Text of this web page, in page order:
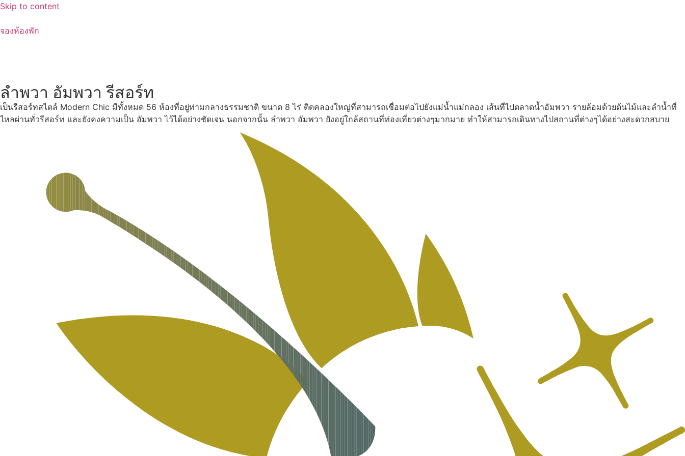
Skip to content
จองห้องพัก
ลำพวา อัมพวา รีสอร์ท
เป็นรีสอร์ทสไตล์ Modern Chic มีทั้งหมด 56 ห้องที่อยู่ท่ามกลางธรรมชาติ ขนาด 8 ไร่ ติดคลองใหญ่ที่สามารถเชื่อมต่อไปยังแม่น้ำแม่กลอง เส้นที่ไปตลาดน้ำอัมพวา รายล้อมด้วยต้นไม้และลำน้ำที่
ไหลผ่านทั่วรีสอร์ท และยังคงความเป็น อัมพวา ไว้ได้อย่างชัดเจน นอกจากนั้น ลำพวา อัมพวา ยังอยู่ใกล้สถานที่ท่องเที่ยวต่างๆมากมาย ทำให้สามารถเดินทางไปสถานที่ต่างๆได้อย่างสะดวกสบาย